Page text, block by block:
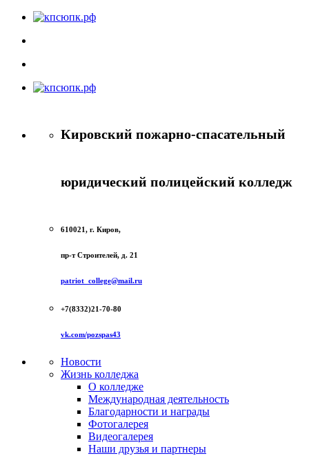
Кировский пожарно-спасательный
юридический полицейский колледж
610021, г. Киров,
пр-т Строителей, д. 21
patriot_college@mail.ru
+7(8332)21-70-80
vk.com/pozspas43
Новости
Жизнь колледжа
О колледже
Международная деятельность
Благодарности и награды
Фотогалерея
Видеогалерея
Наши друзья и партнеры